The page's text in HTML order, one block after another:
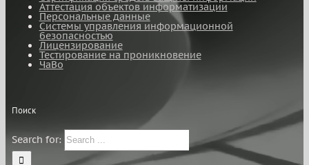
Аттестация объектов информатизации
Персональные данные
Системы управления информационной
безопасностью
Лицензирование
Тестирование на проникновение
ЧаВо
Поиск
Search for: